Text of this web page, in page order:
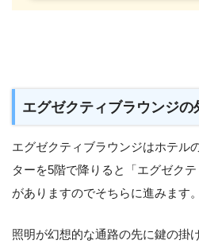
エグゼクティブラウンジの
エグゼクティブラウンジはホテル
ターを5階で降りると「エグゼク
がありますのでそちらに進みます。
照明が幻想的な通路の先に鍵の掛